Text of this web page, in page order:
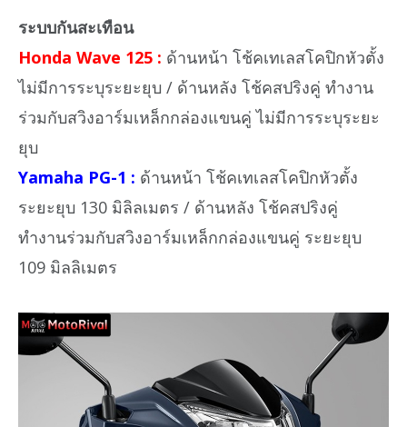
ระบบกันสะเทือน
Honda Wave 125 : ด้านหน้า โช้คเทเลสโคปิกหัวตั้ง
ไม่มีการระบุระยะยุบ / ด้านหลัง โช้คสปริงคู่ ทำงาน
ร่วมกับสวิงอาร์มเหล็กกล่องแขนคู่ ไม่มีการระบุระยะ
ยุบ
Yamaha PG-1 : ด้านหน้า โช้คเทเลสโคปิกหัวตั้ง
ระยะยุบ 130 มิลิลเมตร / ด้านหลัง โช้คสปริงคู่
ทำงานร่วมกับสวิงอาร์มเหล็กกล่องแขนคู่ ระยะยุบ
109 มิลลิเมตร